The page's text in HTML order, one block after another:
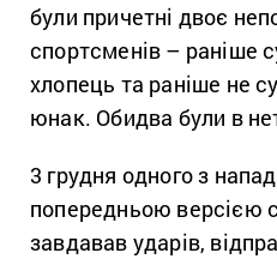
були причетні двоє
спортсменів – раніше
хлопець та раніше не
юнак. Обидва були в
3 грудня одного з
попередньою версією
завдавав ударів,